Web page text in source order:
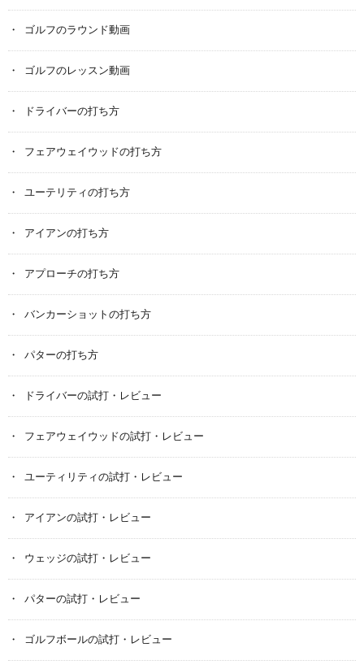
ゴルフのラウンド動画
ゴルフのレッスン動画
ドライバーの打ち方
フェアウェイウッドの打ち方
ユーテリティの打ち方
アイアンの打ち方
アプローチの打ち方
バンカーショットの打ち方
パターの打ち方
ドライバーの試打・レビュー
フェアウェイウッドの試打・レビュー
ユーティリティの試打・レビュー
アイアンの試打・レビュー
ウェッジの試打・レビュー
パターの試打・レビュー
ゴルフボールの試打・レビュー